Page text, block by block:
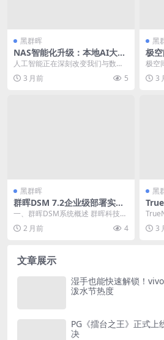
黑群晖
NAS智能化升级：本地AI大模
型部署与智能文件管理系统实
人工智能正在深刻改变我们与数字
世界的交互方式。NAS作为家庭和
企业的数据中心，天...
3 月前 5
黑
极
台
极空
其
出了
3
黑群晖
群晖DSM 7.2企业级部署实
战：从规划到运维的完整解决
方案 – 20260527-125345
一、群晖DSM系统概述 群晖科技
（Synology）的DiskStation M...
2 月前 4
黑
验
存
的开
3
文章展示
湿手也能快速解锁！
泼水节热度
PG《擂台之王》正式
决